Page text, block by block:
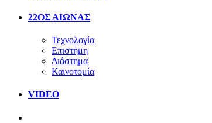
22ΟΣ ΑΙΩΝΑΣ
Τεχνολογία
Επιστήμη
Διάστημα
Καινοτομία
VIDEO